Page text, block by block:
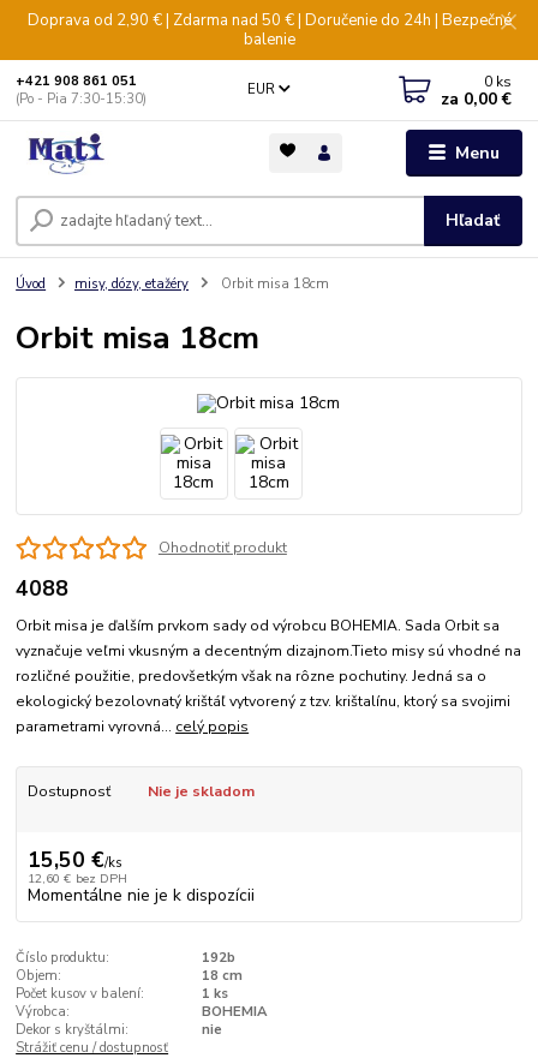
Doprava od 2,90 € | Zdarma nad 50 € | Doručenie do 24h | Bezpečné
balenie
Menu
EUR
Hľadať
+421 908 861 051
(Po - Pia 7:30-15:30)
0 ks
za 0,00 €
Úvod misy, dózy, etažéry Orbit misa 18cm
Orbit misa 18cm
Ohodnotiť produkt
4088
Orbit misa je ďalším prvkom sady od výrobcu BOHEMIA. Sada Orbit sa
vyznačuje veľmi vkusným a decentným dizajnom.Tieto misy sú vhodné na
rozličné použitie, predovšetkým však na rôzne pochutiny. Jedná sa o
ekologický bezolovnatý krištáľ vytvorený z tzv. krištalínu, ktorý sa svojimi
parametrami vyrovná... celý popis
Dostupnosť Nie je skladom
15,50 €/ks
12,60 € bez DPH
Momentálne nie je k dispozícii
Číslo produktu:
192b
Objem:
18 cm
Počet kusov v balení:
1 ks
Výrobca:
BOHEMIA
Dekor s kryštálmi:
nie
Strážiť cenu / dostupnosť